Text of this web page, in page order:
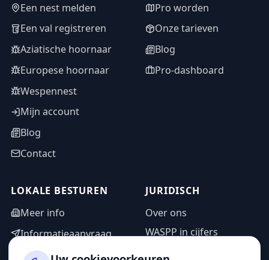
Een nest melden
Een val registreren
Aziatische hoornaar
Europese hoornaar
Wespennest
Mijn account
Blog
Contact
Pro worden
Onze tarieven
Blog
Pro-dashboard
LOKALE BESTUREN
Meer info
Informatieaanvraag
Adminzone
JURIDISCH
Over ons
WASPP in cijfers